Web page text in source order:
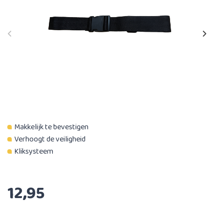
Makkelijk te bevestigen
Verhoogt de veiligheid
Kliksysteem
12,95